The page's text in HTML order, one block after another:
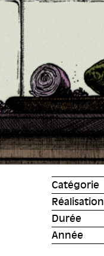
Catégorie
Réalisation
Durée
Année